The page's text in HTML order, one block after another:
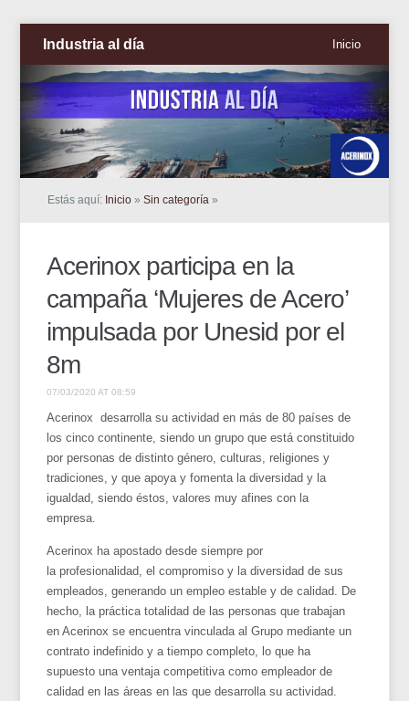
Industria al día Inicio
Estás aquí: Inicio »Sin categoría »
Acerinox participa en la
campaña ‘Mujeres de Acero’
impulsada por Unesid por el
8m
07/03/2020 AT 08:59
Acerinox desarrolla su actividad en más de 80 países de
los cinco continente, siendo un grupo que está constituido
por personas de distinto género, culturas, religiones y
tradiciones, y que apoya y fomenta la diversidad y la
igualdad, siendo éstos, valores muy afines con la
empresa.
Acerinox ha apostado desde siempre por
la profesionalidad, el compromiso y la diversidad de sus
empleados, generando un empleo estable y de calidad. De
hecho, la práctica totalidad de las personas que trabajan
en Acerinox se encuentra vinculada al Grupo mediante un
contrato indefinido y a tiempo completo, lo que ha
supuesto una ventaja competitiva como empleador de
calidad en las áreas en las que desarrolla su actividad.